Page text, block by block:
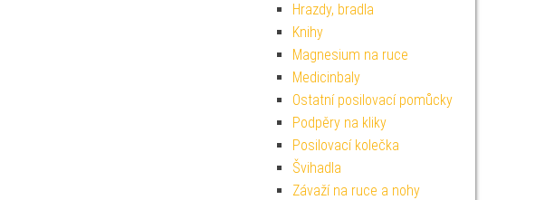
Hrazdy, bradla
Knihy
Magnesium na ruce
Medicinbaly
Ostatní posilovací pomůcky
Podpěry na kliky
Posilovací kolečka
Švihadla
Závaží na ruce a nohy